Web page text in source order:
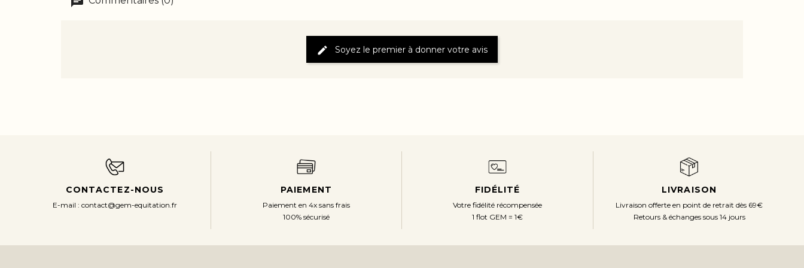
Soyez le premier à donner votre avis
CONTACTEZ-NOUS
E-mail : contact@gem-equitation.fr
PAIEMENT
Paiement en 4x sans frais
100% sécurisé
FIDÉLITÉ
Votre fidélité récompensée
1 flot GEM = 1€
LIVRAISON
Livraison offerte en point de retrait dès 69€
Retours & échanges sous 14 jours